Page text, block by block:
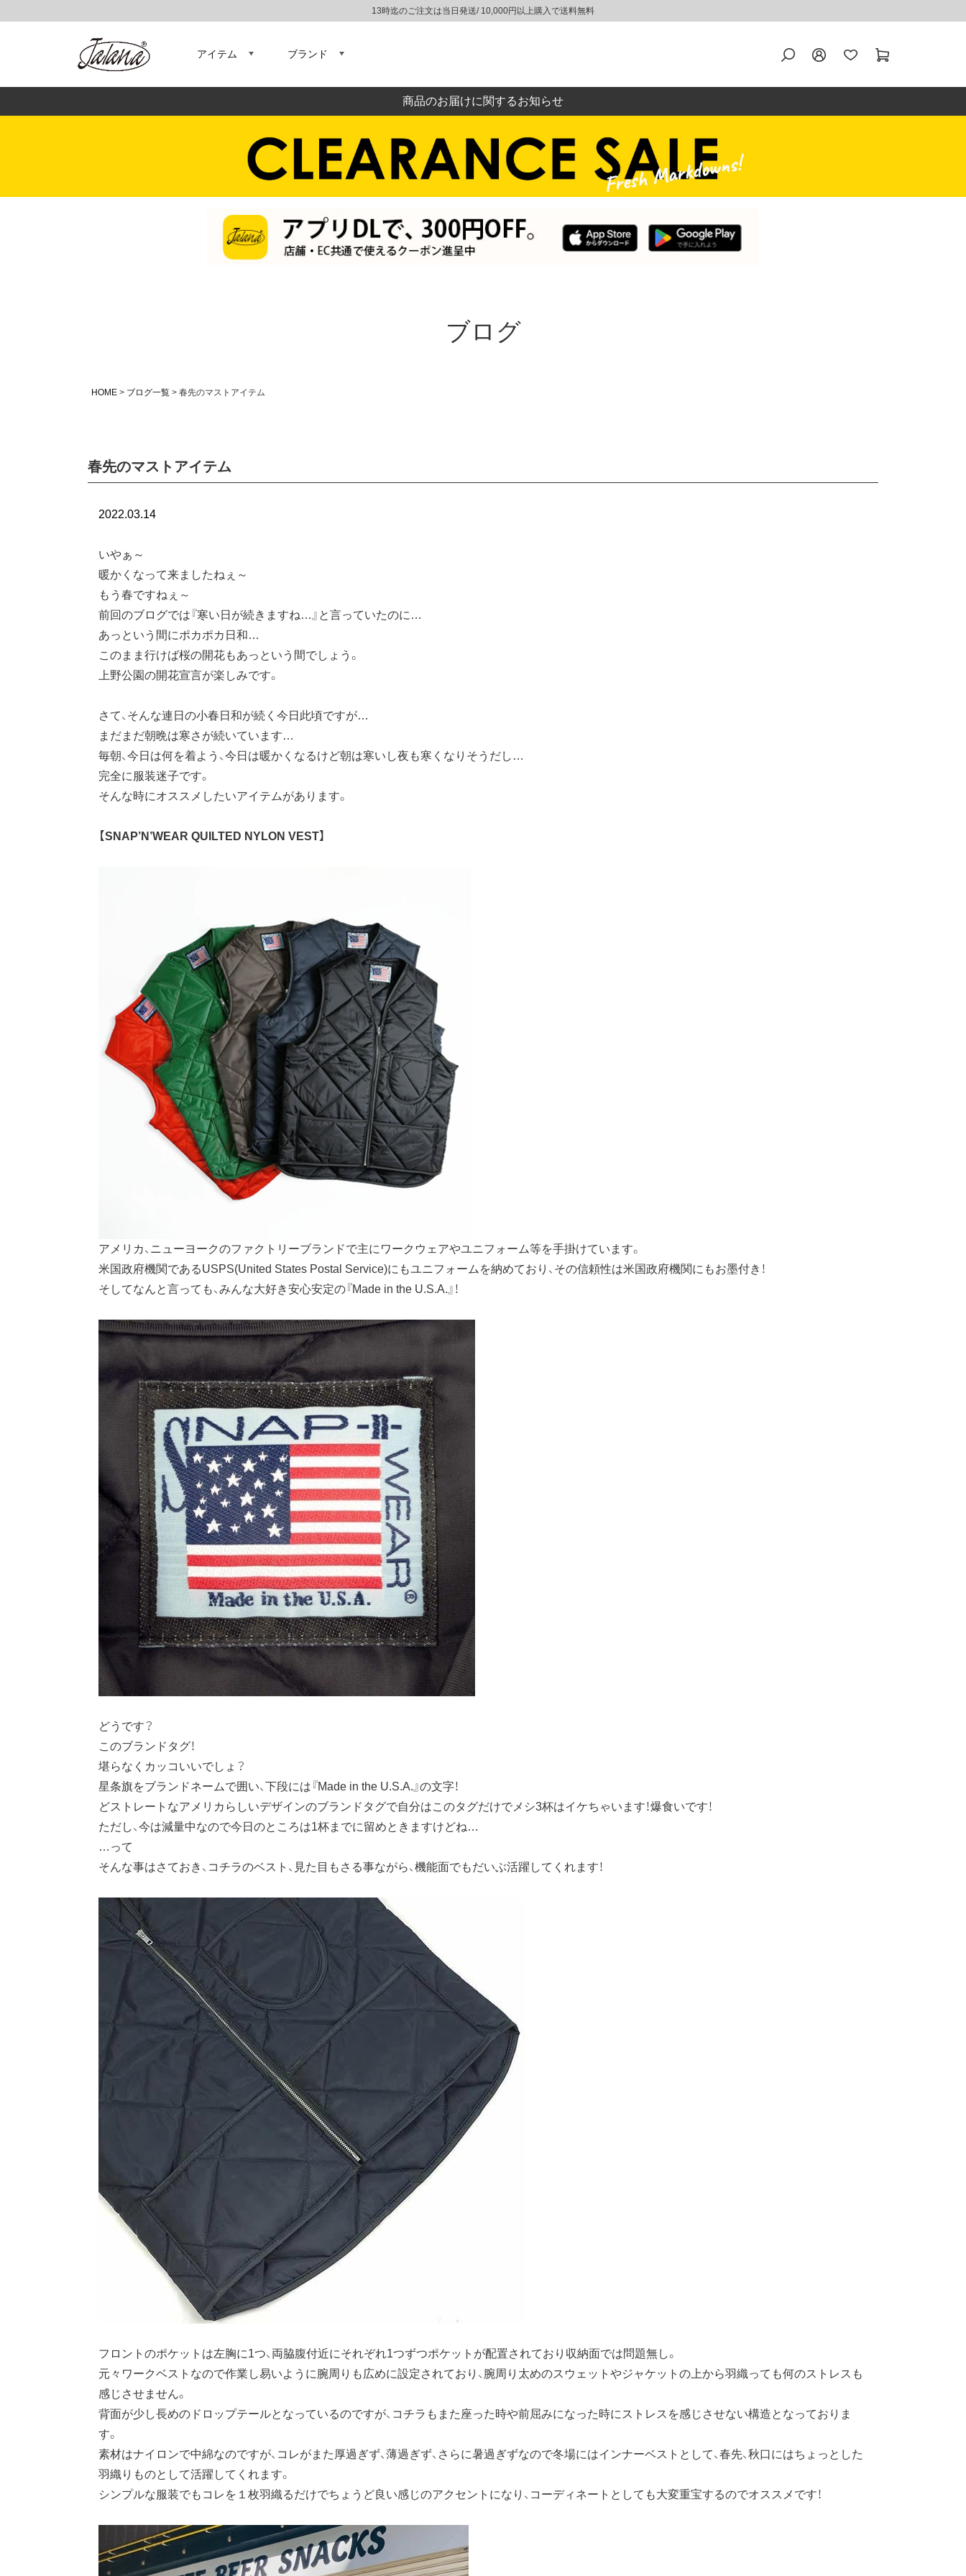
13時迄のご注文は当日発送/ 10,000円以上購入で送料無料
アイテム ブランド
商品のお届けに関するお知らせ
ブログ
HOME ブログ一覧 春先のマストアイテム
春先のマストアイテム
2022.03.14
いやぁ～
暖かくなって来ましたねぇ～
もう春ですねぇ～
前回のブログでは『寒い日が続きますね…』と言っていたのに…
あっという間にポカポカ日和…
このまま行けば桜の開花もあっという間でしょう。
上野公園の開花宣言が楽しみです。
さて、そんな連日の小春日和が続く今日此頃ですが…
まだまだ朝晩は寒さが続いています…
毎朝、今日は何を着よう、今日は暖かくなるけど朝は寒いし夜も寒くなりそうだし…
完全に服装迷子です。
そんな時にオススメしたいアイテムがあります。
【SNAP’N’WEAR QUILTED NYLON VEST】
アメリカ、ニューヨークのファクトリーブランドで主にワークウェアやユニフォーム等を手掛けています。
米国政府機関であるUSPS(United States Postal Service)にもユニフォームを納めており、その信頼性は米国政府機関にもお墨付き！
そしてなんと言っても、みんな大好き安心安定の『Made in the U.S.A.』！
どうです？
このブランドタグ！
堪らなくカッコいいでしょ？
星条旗をブランドネームで囲い、下段には『Made in the U.S.A.』の文字！
どストレートなアメリカらしいデザインのブランドタグで自分はこのタグだけでメシ3杯はイケちゃいます！爆食いです！
ただし、今は減量中なので今日のところは1杯までに留めときますけどね…
…って
そんな事はさておき、コチラのベスト、見た目もさる事ながら、機能面でもだいぶ活躍してくれます！
フロントのポケットは左胸に1つ、両脇腹付近にそれぞれ1つずつポケットが配置されており収納面では問題無し。
元々ワークベストなので作業し易いように腕周りも広めに設定されており、腕周り太めのスウェットやジャケットの上から羽織っても何のストレスも
感じさせません。
背面が少し長めのドロップテールとなっているのですが、コチラもまた座った時や前屈みになった時にストレスを感じさせない構造となっておりま
す。
素材はナイロンで中綿なのですが、コレがまた厚過ぎず、薄過ぎず、さらに暑過ぎずなので冬場にはインナーベストとして、春先、秋口にはちょっとした
羽織りものとして活躍してくれます。
シンプルな服装でもコレを１枚羽織るだけでちょうど良い感じのアクセントになり、コーディネートとしても大変重宝するのでオススメです！